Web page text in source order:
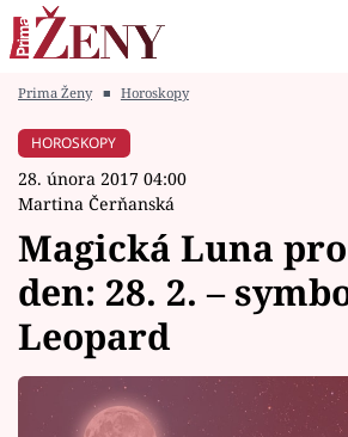
Módní alarm
Témata
Celebrity
Vztahy
Prima Ženy ■ Horoskopy
HOROSKOPY
28. února 2017 04:00
Martina Čerňanská
Magická Luna
den: 28. 2. –
Leopard